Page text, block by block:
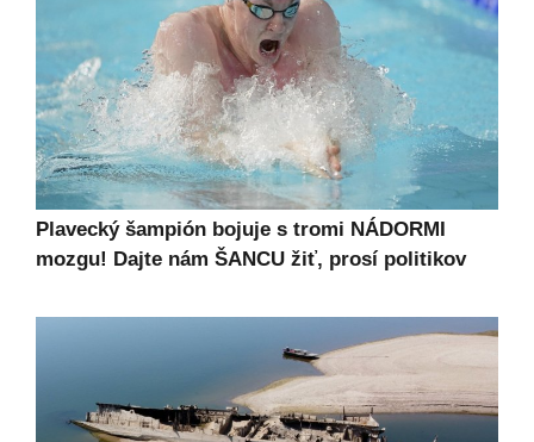
Plavecký šampión bojuje s tromi NÁDORMI
mozgu! Dajte nám ŠANCU žiť, prosí politikov